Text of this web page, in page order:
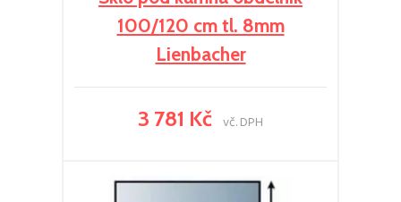
100/120 cm tl. 8mm
Lienbacher
3 781 Kč vč. DPH